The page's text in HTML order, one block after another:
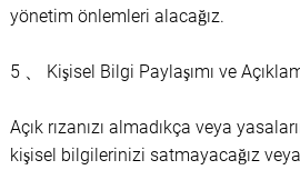
yönetim önlemleri alacağız.
5 、 Kişisel Bilgi Paylaşımı ve
Açık rızanızı almadıkça veya
kişisel bilgilerinizi satmayacağız